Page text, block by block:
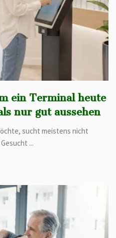
ein Terminal heute
nur gut aussehen
sucht meistens nicht
...